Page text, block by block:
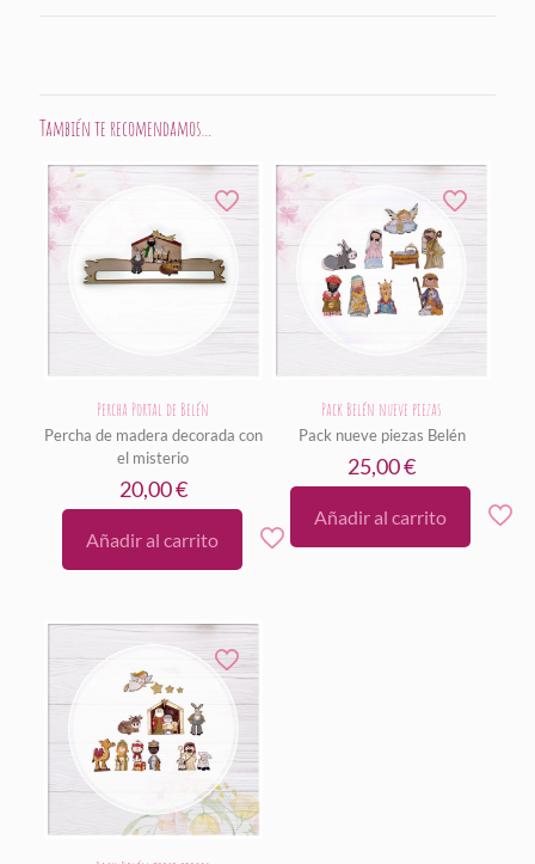
También te recomendamos…
Percha Portal de Belén
Percha de madera decorada con
el misterio
20,00€
Añadir al carrito
Pack Belén nueve piezas
Pack nueve piezas Belén
25,00€
Añadir al carrito